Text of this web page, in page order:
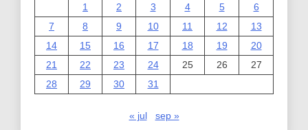
1
2 3 4 5
6
7
8 9 10 11 12
13
14
15 16 17 18 19
20
21
22 23 24 25 26
27
28
29 30 31
« jul sep »